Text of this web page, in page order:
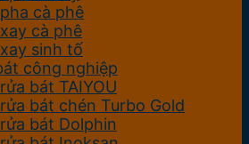
cà phê
cà phê
sinh tố
công nghiệp
bát TAIYOU
bát chén Turbo Gold
bát Dolphin